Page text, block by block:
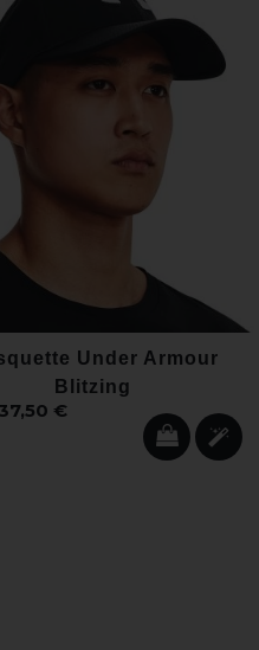
Under Armour
Blitzing
€